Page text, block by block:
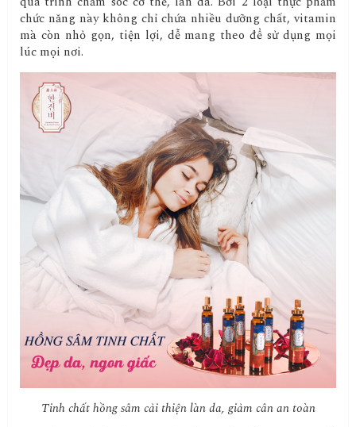
chức năng này không chỉ chứa nhiều dưỡng chất, vitamin
mà còn nhỏ gọn, tiện lợi, dễ mang theo để sử dụng mọi
lúc mọi nơi.
Tinh chất hồng sâm cải thiện làn da, giảm cân an toàn